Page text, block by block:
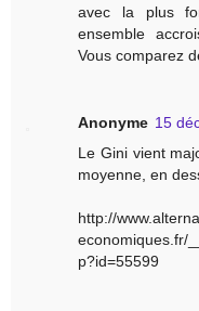
avec la plus
ensemble
Vous comparez
Anonyme 15
Le Gini vient
moyenne, en
http://
economiques.fr/
p?id=55599